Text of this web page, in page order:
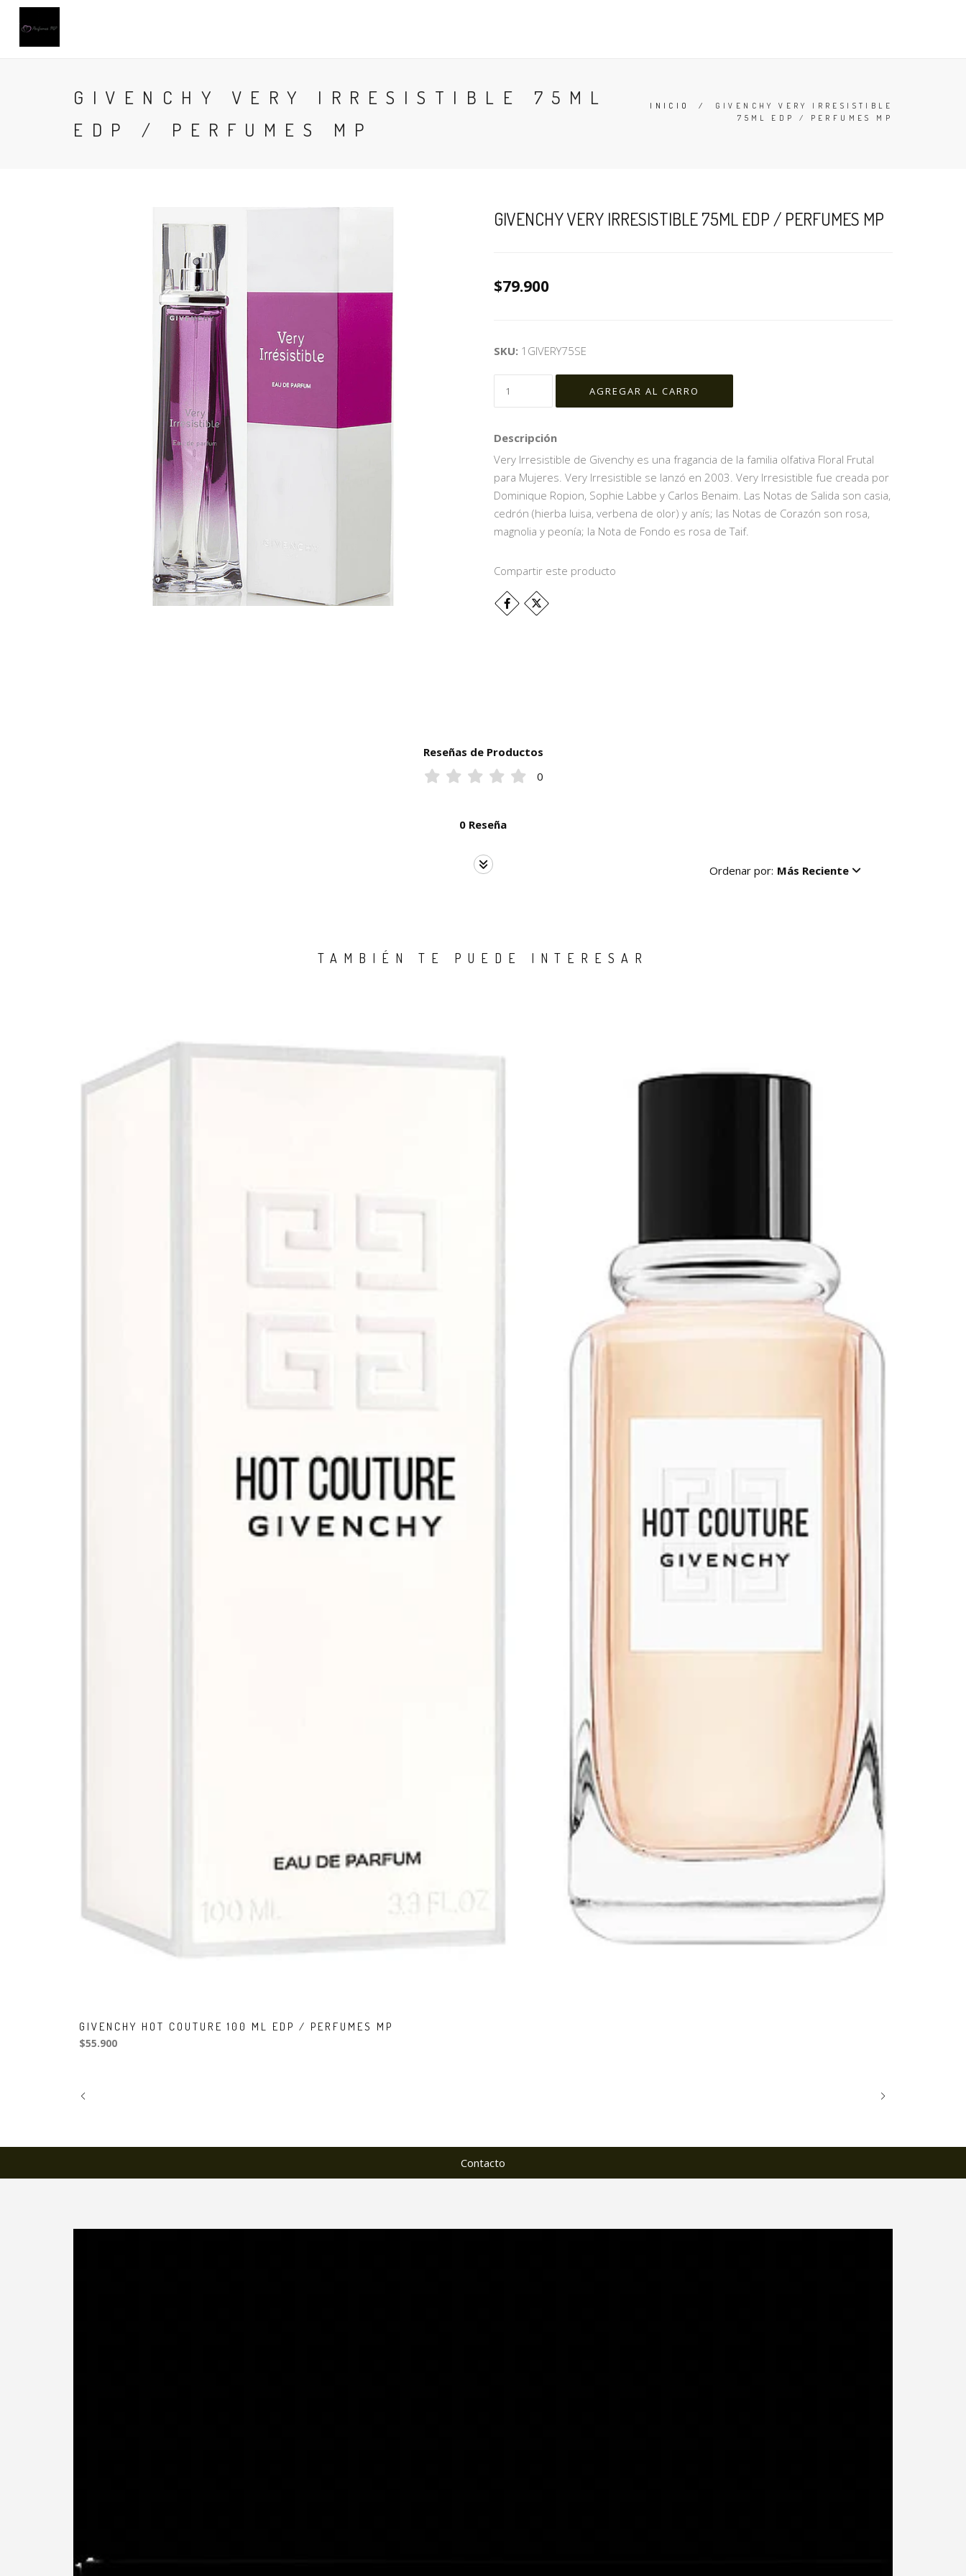
GIVENCHY VERY IRRESISTIBLE 75ML
EDP / PERFUMES MP
INICIO /
GIVENCHY VERY IRRESISTIBLE
75ML EDP / PERFUMES MP
GIVENCHY VERY IRRESISTIBLE 75ML EDP / PERFUMES MP
$79.900
SKU: 1GIVERY75SE
Descripción
Very Irresistible de Givenchy es una fragancia de la familia olfativa Floral Frutal
para Mujeres. Very Irresistible se lanzó en 2003. Very Irresistible fue creada por
Dominique Ropion, Sophie Labbe y Carlos Benaim. Las Notas de Salida son casia,
cedrón (hierba luisa, verbena de olor) y anís; las Notas de Corazón son rosa,
magnolia y peonía; la Nota de Fondo es rosa de Taif.
Compartir este producto
Reseñas de Productos
0
0 Reseña
Ordenar por: Más Reciente
TAMBIÉN TE PUEDE INTERESAR
GIVENCHY HOT COUTURE 100 ML EDP / PERFUMES MP
$55.900
Contacto